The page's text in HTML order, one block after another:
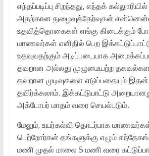
எந்தப்படிப்பு சிறந்தது, எந்தக்
அதற்கான நுழைவுத்தேர்வுகள்
உதவித்தொகைகள் எங்கு கிடைக்கும்
மாணவர்கள் எளிதில் பெற
உதவுவதற்கும் அடிப்படையாக
தவறான அல்லது முழுமையற்ற
தவறான முடிவுகளை எடுப்பதையும்
தவிர்க்கலாம். இக்கட்டுபாட்டு
அக்டோபர் மாதம் வரை செயல்படும்.
மேலும், உயர்கல்வி தொடர்பாக
பெற்றோர்கள் தங்களுக்கு எழும்
மணி முதல் மாலை 5 மணி வரை